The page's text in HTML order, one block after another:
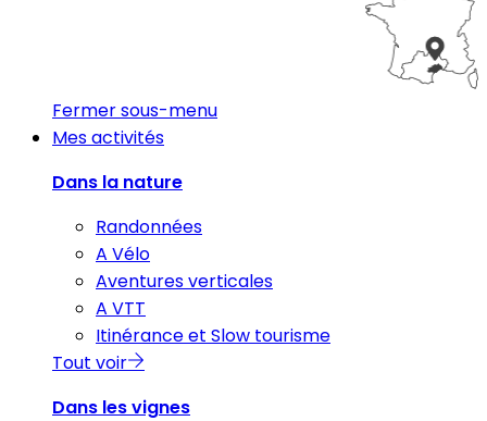
Fermer sous-menu
Mes activités
Dans la nature
Randonnées
A Vélo
Aventures verticales
A VTT
Itinérance et Slow tourisme
Tout voir
Dans les vignes